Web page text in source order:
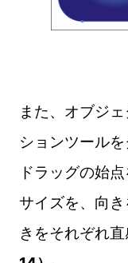
また、オブジ
ションツール
ドラッグの始
サイズを、向
きをそれぞれ